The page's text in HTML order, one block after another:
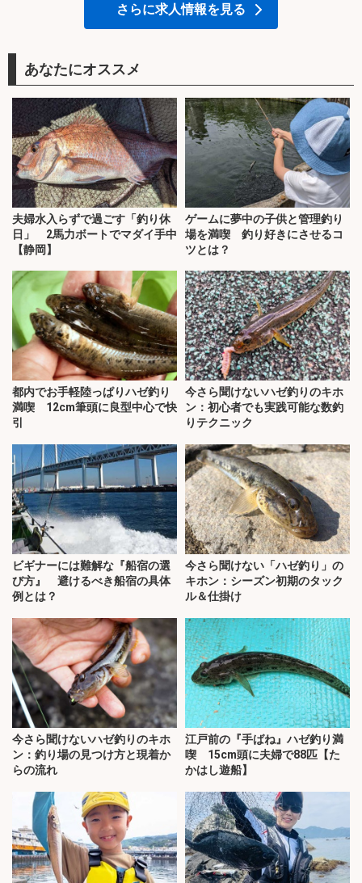
さらに求人情報を見る
あなたにオススメ
夫婦水入らずで過ごす「釣り休
日」 2馬力ボートでマダイ手中
【静岡】
ゲームに夢中の子供と管理釣り
場を満喫 釣り好きにさせるコ
ツとは？
都内でお手軽陸っぱりハゼ釣り
満喫 12cm筆頭に良型中心で快
引
今さら聞けないハゼ釣りのキホ
ン：初心者でも実践可能な数釣
りテクニック
ビギナーには難解な『船宿の選
び方』 避けるべき船宿の具体
例とは？
今さら聞けない「ハゼ釣り」の
キホン：シーズン初期のタック
ル＆仕掛け
今さら聞けないハゼ釣りのキホ
ン：釣り場の見つけ方と現着か
らの流れ
江戸前の『手ばね』ハゼ釣り満
喫 15cm頭に夫婦で88匹【た
かはし遊船】